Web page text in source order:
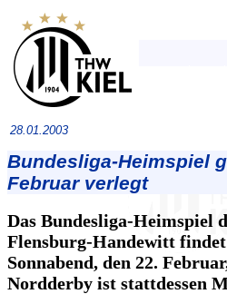
28.01.2003
Bundesliga-Heimspiel
Februar verlegt
Das Bundesliga-Heimspiel
Flensburg-Handewitt
Sonnabend, den 22.
Nordderby ist stattdessen